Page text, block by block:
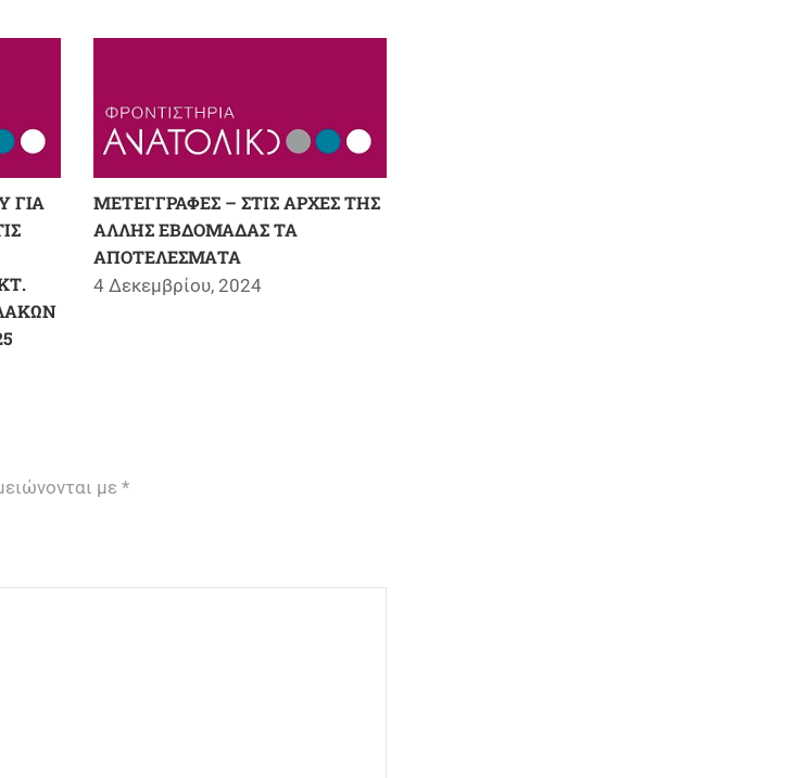
ΓΙΑ
ΜΕΤΕΓΓΡΑΦΕΣ – ΣΤΙΣ ΑΡΧΕΣ ΤΗΣ
ΑΛΛΗΣ ΕΒΔΟΜΑΔΑΣ ΤΑ
ΑΠΟΤΕΛΕΣΜΑΤΑ
4 Δεκεμβρίου, 2024
με *